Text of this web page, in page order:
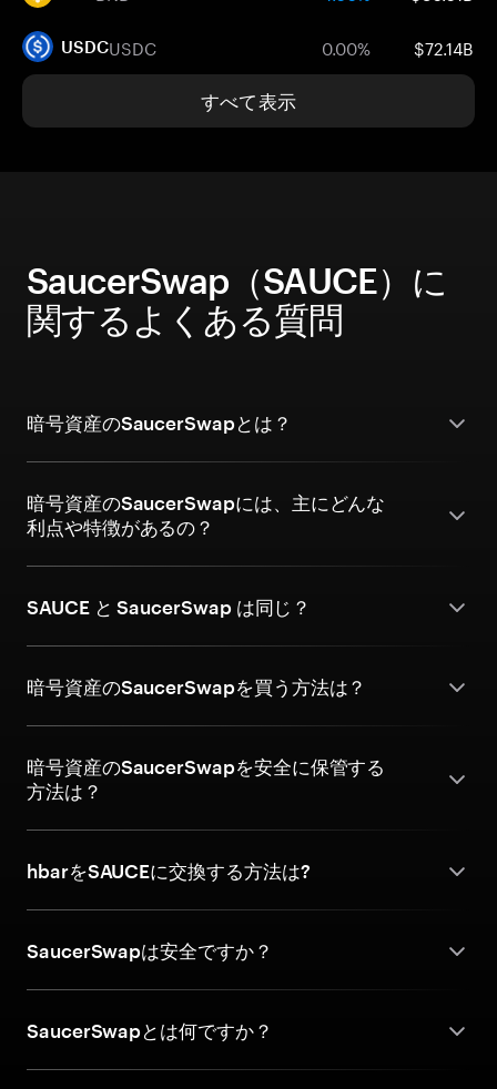
USDCUSDC 0.00% $72.14B
すべて表示
SaucerSwap（SAUCE）に
関するよくある質問
暗号資産のSaucerSwapとは？
暗号資産のSaucerSwapには、主にどんな
利点や特徴があるの？
SAUCE と SaucerSwap は同じ？
暗号資産のSaucerSwapを買う方法は？
暗号資産のSaucerSwapを安全に保管する
方法は？
hbarをSAUCEに交換する方法は?
SaucerSwapは安全ですか？
SaucerSwapとは何ですか？